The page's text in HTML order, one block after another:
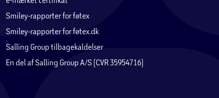
Smiley-rapporter for føtex
Smiley-rapporter for føtex.dk
Salling Group tilbagekaldelser
En del af Salling Group A/S (CVR 35954716)